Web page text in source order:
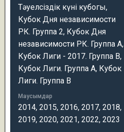
Тәуелсіздік күні кубогы,
Кубок Дня независимости
РК. Группа 2, Кубок Дня
независимости РК. Группа А,
Кубок Лиги - 2017. Группа В,
Кубок Лиги. Группа A, Кубок
Лиги. Группа B
Маусымдар
2014, 2015, 2016, 2017, 2018,
2019, 2020, 2021, 2022, 2023